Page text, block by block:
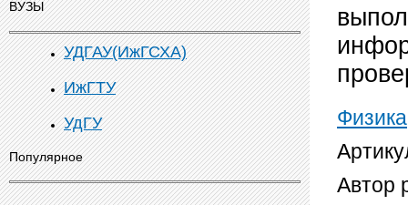
ВУЗЫ
УДГАУ(ИжГСХА)
ИжГТУ
УдГУ
Популярное
Физика
Автор